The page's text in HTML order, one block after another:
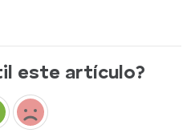
este artículo?